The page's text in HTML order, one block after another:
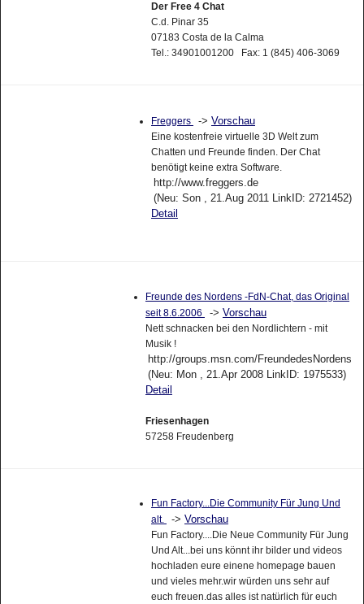
Der Free 4 Chat
C.d. Pinar 35
07183 Costa de la Calma
Tel.: 34901001200 Fax: 1 (845) 406-3069
Freggers -> Vorschau
Eine kostenfreie virtuelle 3D Welt zum
Chatten und Freunde finden. Der Chat
benötigt keine extra Software.
http://www.freggers.de
(Neu: Son , 21.Aug 2011 LinkID: 2721452)
Detail
Freunde des Nordens -FdN-Chat, das Original
seit 8.6.2006
-> Vorschau
Nett schnacken bei den Nordlichtern - mit
Musik !
http://groups.msn.com/FreundedesNordens
(Neu: Mon , 21.Apr 2008 LinkID: 1975533)
Detail
Friesenhagen
57258 Freudenberg
Fun Factory...Die Community Für Jung Und
alt.
-> Vorschau
Fun Factory....Die Neue Community Für Jung
Und Alt...bei uns könnt ihr bilder und videos
hochladen eure einene homepage bauen
und vieles mehr.wir würden uns sehr auf
euch freuen.das alles ist natürlich für euch